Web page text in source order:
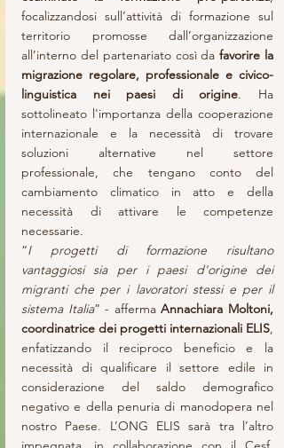
focalizzandosi sull’attività di formazione sul
territorio promosse dall’organizzazione
all’interno del partenariato così da favorire la
migrazione regolare, professionale e civico-
linguistica nei paesi di origine. Ha
sottolineato l'importanza della cooperazione
internazionale e la necessità di trovare
soluzioni alternative nel settore
professionale, che tengano conto del
cambiamento climatico in atto e della
necessità di attivare le competenze
necessarie.
“I progetti di formazione risultano
vantaggiosi sia per i paesi d'origine dei
migranti che per i lavoratori stessi e per il
sistema Italia” - afferma Annachiara Moltoni,
coordinatrice dei progetti internazionali ELIS,
enfatizzando il reciproco beneficio e la
necessità di qualificare il settore edile in
considerazione del saldo demografico
negativo e della penuria di manodopera nel
nostro Paese. L’ONG ELIS sarà tra l’altro